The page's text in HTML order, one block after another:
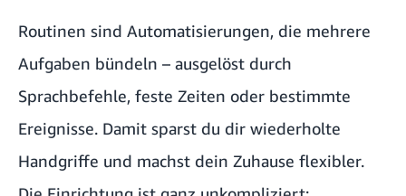
Routinen sind Automatisierungen, die mehrere
Aufgaben bündeln – ausgelöst durch
Sprachbefehle, feste Zeiten oder bestimmte
Ereignisse. Damit sparst du dir wiederholte
Handgriffe und machst dein Zuhause flexibler.